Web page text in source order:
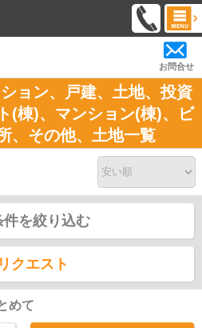
お問合せ
ョン、戸建、土地、投資
(棟)、マンション(棟)、ビ
、その他、土地一覧
件を絞り込む
クエスト
めて